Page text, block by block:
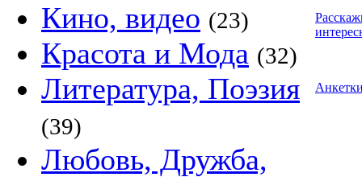
Кино, видео (23)
Красота и Мода (32)
Литература, Поэзия
(39)
Любовь, Дружба,